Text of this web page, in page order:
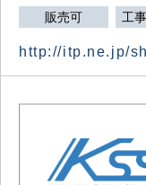
販売可 工
http://itp.ne.jp/